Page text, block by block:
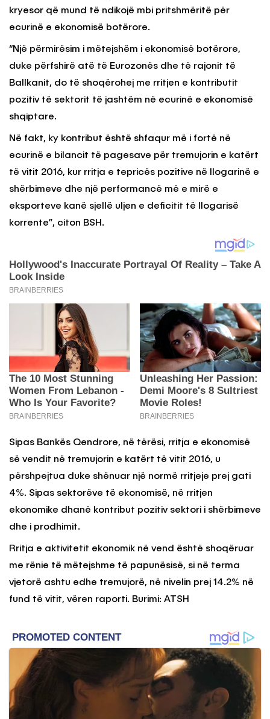
kryesor që mund të ndikojë mbi pritshmëritë për
ecurinë e ekonomisë botërore.
“Një përmirësim i mëtejshëm i ekonomisë botërore,
duke përfshirë atë të Eurozonës dhe të rajonit të
Ballkanit, do të shoqërohej me rritjen e kontributit
pozitiv të sektorit të jashtëm në ecurinë e ekonomisë
shqiptare.
Në fakt, ky kontribut është shfaqur më i fortë në
ecurinë e bilancit të pagesave për tremujorin e katërt
të vitit 2016, kur rritja e tepricës pozitive në llogarinë e
shërbimeve dhe një performancë më e mirë e
eksporteve kanë sjellë uljen e deficitit të llogarisë
korrente”, citon BSH.
Sipas Bankës Qendrore, në tërësi, rritja e ekonomisë
së vendit në tremujorin e katërt të vitit 2016, u
përshpejtua duke shënuar një normë rritjeje prej gati
4%. Sipas sektorëve të ekonomisë, në rritjen
ekonomike dhanë kontribut pozitiv sektori i shërbimeve
dhe i prodhimit.
Rritja e aktivitetit ekonomik në vend është shoqëruar
me rënie të mëtejshme të papunësisë, si në terma
vjetorë ashtu edhe tremujorë, në nivelin prej 14.2% në
fund të vitit, vëren raporti. Burimi: ATSH